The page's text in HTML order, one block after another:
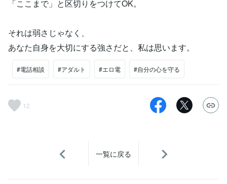
「ここまで」と区切りをつけてOK。
それは弱さじゃなく、
あなた自身を大切にする強さだと、私は思います。
#電話相談 #アダルト #エロ電 #自分の心を守る
12
一覧に戻る